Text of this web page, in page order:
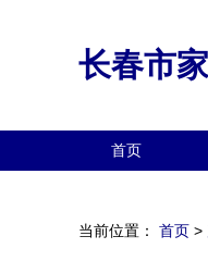
长春市
首页
当前位置： 首页 >